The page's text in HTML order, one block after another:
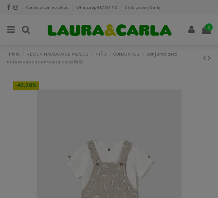
Contacte con nosotros Whatsapp 687 314 713 Club Laura y Carla
0
Inicio RECIEN NACIDO 0 36 MESES NIÑO CONJUNTOS
Conjunto peto
estampado y camiseta bebé 1650
-49,98%